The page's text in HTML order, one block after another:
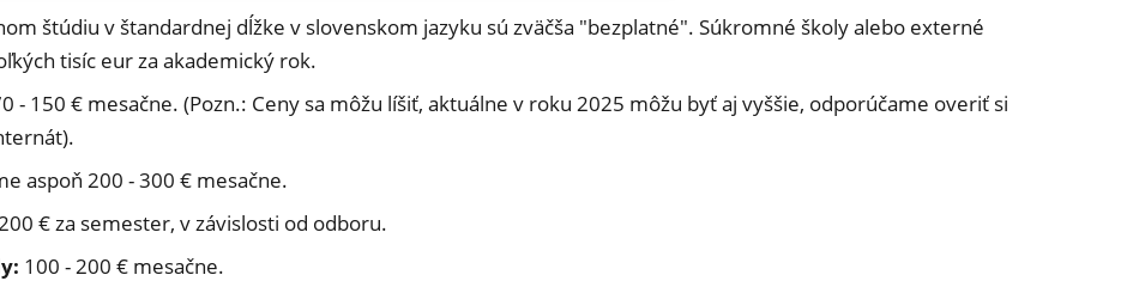
štúdiu v štandardnej dĺžke v slovenskom jazyku sú zväčša "bezplatné". Súkromné školy alebo externé
tisíc eur za akademický rok.
- 150 € mesačne. (Pozn.: Ceny sa môžu líšiť, aktuálne v roku 2025 môžu byť aj vyššie, odporúčame overiť si
aspoň 200 - 300 € mesačne.
€ za semester, v závislosti od odboru.
100 - 200 € mesačne.